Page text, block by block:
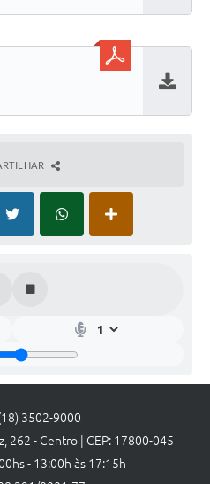
3502-9000
262 - Centro | CEP: 17800-045
- 13:00h às 17:15h